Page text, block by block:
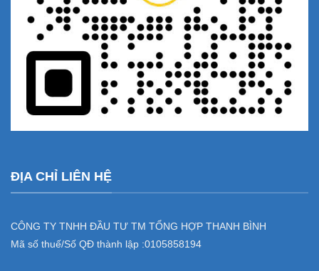
ĐỊA CHỈ LIÊN HỆ
CÔNG TY TNHH ĐẦU TƯ TM TỔNG HỢP THANH BÌNH
Mã số thuế/Số QĐ thành lập :0105858194